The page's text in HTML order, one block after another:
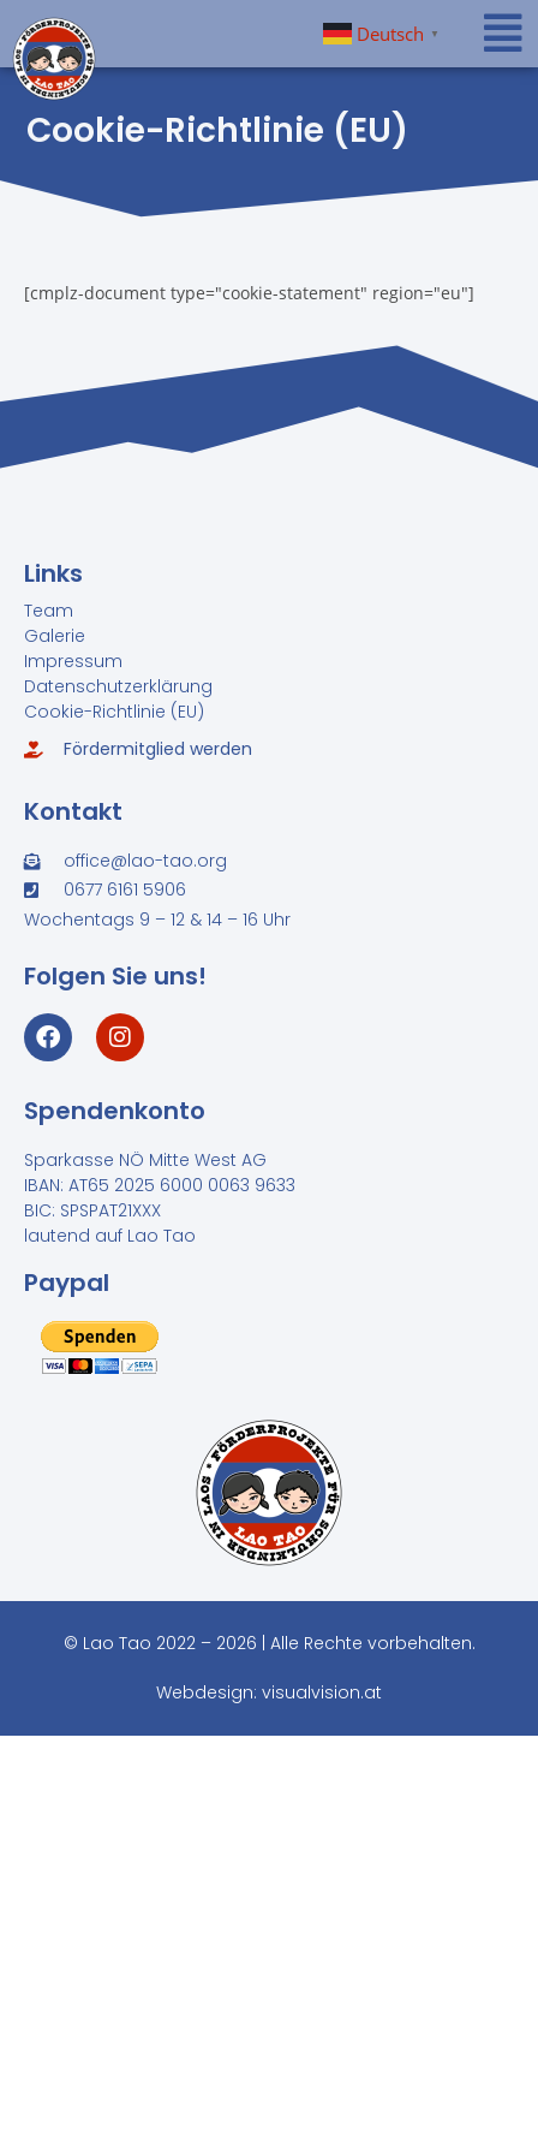
Deutsch ▼
Cookie-Richtlinie (EU)
[cmplz-document type="cookie-statement" region="eu"]
Links
Team
Galerie
Impressum
Datenschutzerklärung
Cookie-Richtlinie (EU)
Fördermitglied werden
Kontakt
office@lao-tao.org
0677 6161 5906
Wochentags 9 – 12 & 14 – 16 Uhr
Folgen Sie uns!
Spendenkonto
Sparkasse NÖ Mitte West AG
IBAN: AT65 2025 6000 0063 9633
BIC: SPSPAT21XXX
lautend auf Lao Tao
Paypal
© Lao Tao 2022 – 2026 | Alle Rechte vorbehalten.
Webdesign: visualvision.at